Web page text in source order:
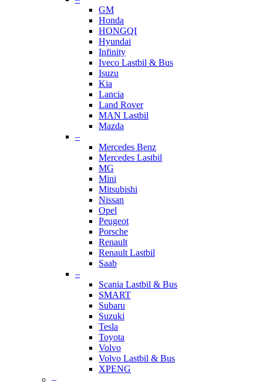
GM
Honda
HONGQI
Hyundai
Infinity
Iveco Lastbil & Bus
Isuzu
Kia
Lancia
Land Rover
MAN Lastbil
Mazda
–
Mercedes Benz
Mercedes Lastbil
MG
Mini
Mitsubishi
Nissan
Opel
Peugeot
Porsche
Renault
Renault Lastbil
Saab
–
Scania Lastbil & Bus
SMART
Subaru
Suzuki
Tesla
Toyota
Volvo
Volvo Lastbil & Bus
XPENG
–